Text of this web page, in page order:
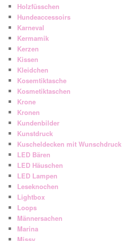
Holzfüsschen
Hundeaccessoirs
Karneval
Kermamik
Kerzen
Kissen
Kleidchen
Kosemtiktasche
Kosmetiktaschen
Krone
Kronen
Kundenbilder
Kunstdruck
Kuscheldecken mit Wunschdruck
LED Bären
LED Häuschen
LED Lampen
Leseknochen
Lightbox
Loops
Männersachen
Marina